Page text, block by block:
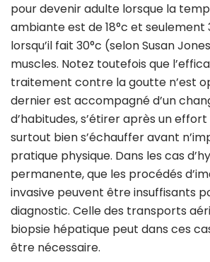
pour devenir adulte lorsque la
ambiante est de 18°c et seulement
lorsqu’il fait 30°c (selon Susan
muscles. Notez toutefois que
traitement contre la goutte n’est
dernier est accompagné d’un
d’habitudes, s’étirer après un
surtout bien s’échauffer avant
pratique physique. Dans les cas
permanente, que les procédés
invasive peuvent être insuffisants
diagnostic. Celle des transports
biopsie hépatique peut dans ces
être nécessaire.